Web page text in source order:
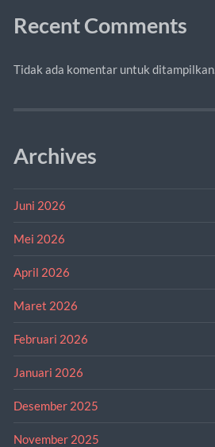
Recent Comments
Tidak ada komentar untuk ditampilkan.
Archives
Juni 2026
Mei 2026
April 2026
Maret 2026
Februari 2026
Januari 2026
Desember 2025
November 2025